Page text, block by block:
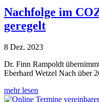
Nachfolge im
geregelt
8 Dez. 2023
Dr. Finn Rampoldt
Eberhard Wetzel Nach über
mehr lesen